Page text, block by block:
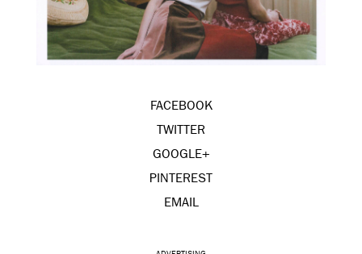
FACEBOOK
TWITTER
GOOGLE+
PINTEREST
EMAIL